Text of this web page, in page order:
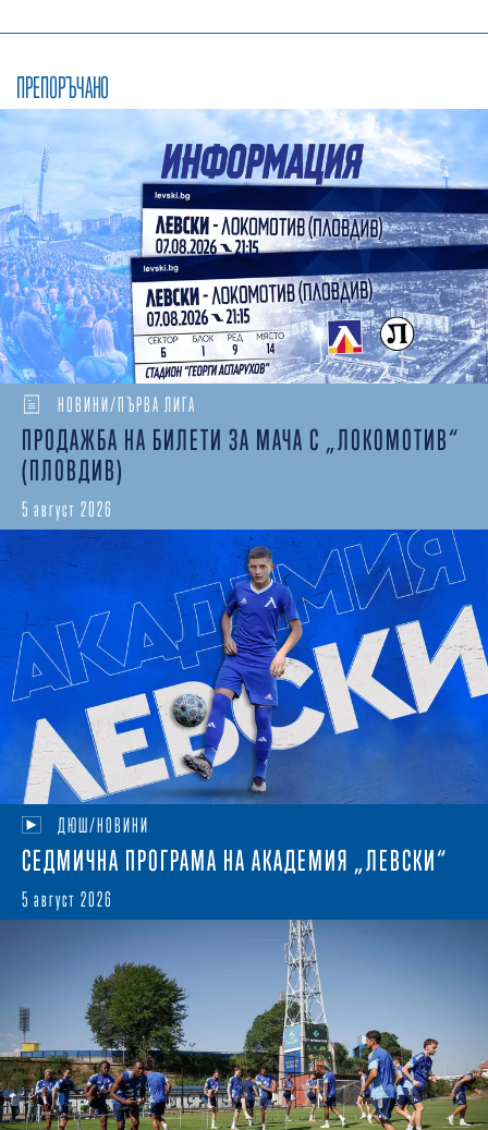
ПРЕПОРЪЧАНО
НОВИНИ/ПЪРВА ЛИГА
ПРОДАЖБА НА БИЛЕТИ ЗА МАЧА С „ЛОКОМОТИВ“
(ПЛОВДИВ)
5 август 2026
ДЮШ/НОВИНИ
СЕДМИЧНА ПРОГРАМА НА АКАДЕМИЯ „ЛЕВСКИ“
5 август 2026